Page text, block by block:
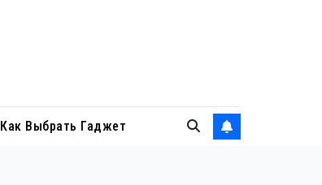
Как Выбрать Гаджет